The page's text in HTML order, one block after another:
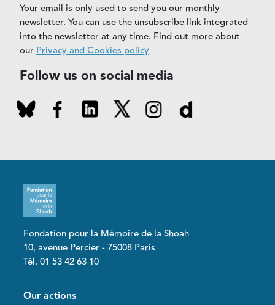
Your email is only used to send you our monthly
newsletter. You can use the unsubscribe link integrated
into the newsletter at any time. Find out more about
our Privacy and Cookies policy
Follow us on social media
Fondation pour la Mémoire de la Shoah
10, avenue Percier - 75008 Paris
Tél. 01 53 42 63 10
Pied de page
Our actions